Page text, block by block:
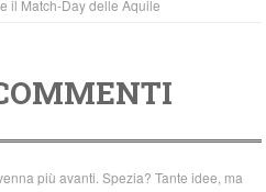
il Match-Day delle Aquile
più avanti. Spezia? Tante idee, ma